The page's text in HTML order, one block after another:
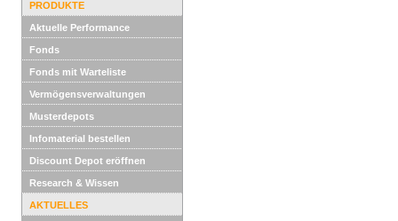
PRODUKTE
Aktuelle Performance
Fonds
Fonds mit Warteliste
Vermögensverwaltungen
Musterdepots
Infomaterial bestellen
Discount Depot eröffnen
Research & Wissen
AKTUELLES